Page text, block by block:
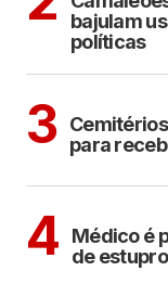
bajulam
políticas
3 para
4
Médico é
de